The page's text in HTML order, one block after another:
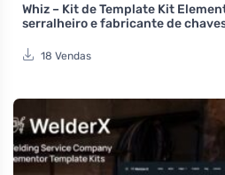
Whiz – Kit de Template Kit
serralheiro e fabricante de
18 Vendas